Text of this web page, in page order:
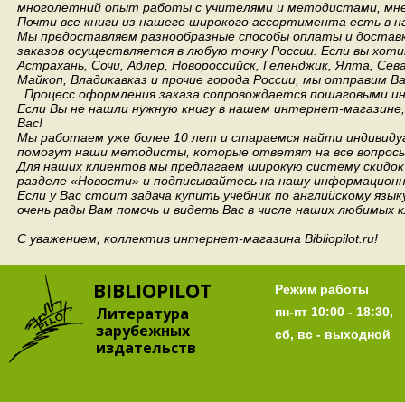
многолетний опыт работы с учителями и методистами,
Почти все книги из нашего широкого ассортимента есть в
Мы предоставляем разнообразные способы оплаты и
заказов осуществляется в любую точку России. Если вы
Астрахань, Сочи, Адлер, Новороссийск, Геленджик, Ялта,
Майкоп, Владикавказ и прочие города России, мы отправим
Процесс оформления заказа сопровождается пошаговыми
Если Вы не нашли нужную книгу в нашем интернет-
Вас!
Мы работаем уже более 10 лет и стараемся найти
помогут наши методисты, которые ответят на все
Для наших клиентов мы предлагаем широкую систему
разделе «Новости» и подписывайтесь на нашу
Если у Вас стоит задача купить учебник по английскому
очень рады Вам помочь и видеть Вас в числе наших любимых
С уважением, коллектив интернет-магазина Bibliopilot.ru!
BIBLIOPILOT
Литература
зарубежных
издательств
Режим работы
пн-пт 10:00 - 18:30,
сб, вс - выходной